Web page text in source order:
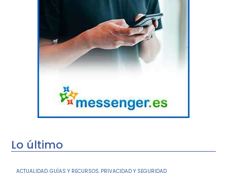
Lo último
ACTUALIDAD ,GUÍAS Y RECURSOS PRIVACIDAD Y SEGURIDAD